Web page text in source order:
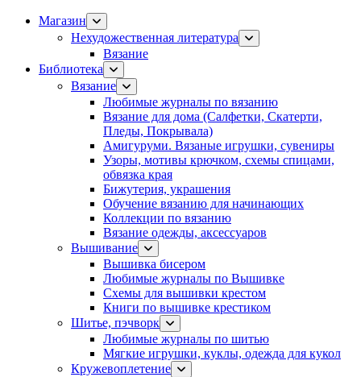
Магазин
Нехудожественная литература
Вязание
Библиотека
Вязание
Любимые журналы по вязанию
Вязание для дома (Салфетки, Скатерти,
Пледы, Покрывала)
Амигуруми. Вязаные игрушки, сувениры
Узоры, мотивы крючком, схемы спицами,
обвязка края
Бижутерия, украшения
Обучение вязанию для начинающих
Коллекции по вязанию
Вязание одежды, аксессуаров
Вышивание
Вышивка бисером
Любимые журналы по Вышивке
Схемы для вышивки крестом
Книги по вышивке крестиком
Шитье, пэчворк
Любимые журналы по шитью
Мягкие игрушки, куклы, одежда для кукол
Кружевоплетение